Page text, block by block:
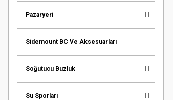
Pazaryeri
Sidemount BC Ve Aksesuarları
Soğutucu Buzluk
Su Sporları